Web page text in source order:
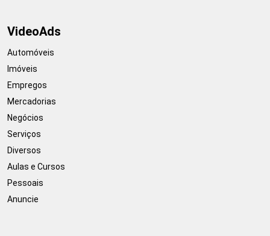
VideoAds
Automóveis
Imóveis
Empregos
Mercadorias
Negócios
Serviços
Diversos
Aulas e Cursos
Pessoais
Anuncie